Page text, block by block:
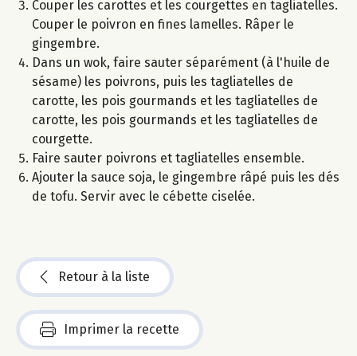
Couper les carottes et les courgettes en tagliatelles.
Couper le poivron en fines lamelles. Râper le
gingembre.
Dans un wok, faire sauter séparément (à l'huile de
sésame) les poivrons, puis les tagliatelles de
carotte, les pois gourmands et les tagliatelles de
carotte, les pois gourmands et les tagliatelles de
courgette.
Faire sauter poivrons et tagliatelles ensemble.
Ajouter la sauce soja, le gingembre râpé puis les dés
de tofu. Servir avec le cébette ciselée.
Retour à la liste
Imprimer la recette